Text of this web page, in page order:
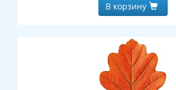
В корзину